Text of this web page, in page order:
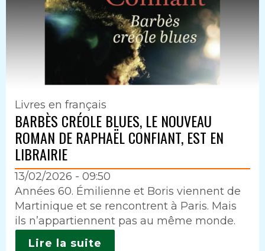
Livres en français
BARBÈS CRÉOLE BLUES, LE NOUVEAU
ROMAN DE RAPHAËL CONFIANT, EST EN
LIBRAIRIE
13/02/2026 - 09:50
Intro
Années 60. Émilienne et Boris viennent de
Martinique et se rencontrent à Paris. Mais
ils n’appartiennent pas au même monde.
Lire la suite